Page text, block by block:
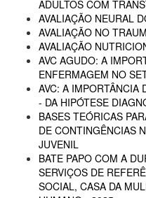
ADULTOS COM
AVALIAÇÃO NEURAL
AVALIAÇÃO NO
AVALIAÇÃO
AVC AGUDO: A
ENFERMAGEM NO
AVC: A IMPORTÂNCIA
- DA HIPÓTESE
BASES TEÓRICAS
DE CONTINGÊNCIAS
JUVENIL
BATE PAPO COM A
SERVIÇOS DE
SOCIAL, CASA DA